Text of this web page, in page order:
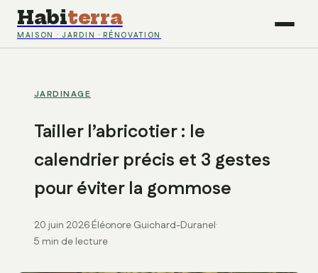
Habiterra
MAISON · JARDIN · RÉNOVATION
JARDINAGE
Tailler l’abricotier : le
calendrier précis et 3 gestes
pour éviter la gommose
20 juin 2026·Éléonore Guichard-Duranel·
5 min de lecture